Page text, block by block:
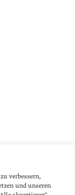
verbessern,
und unseren